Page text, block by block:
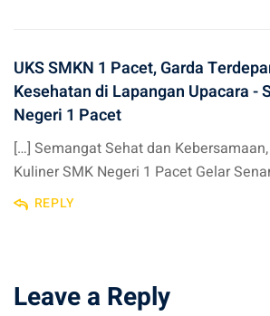
UKS SMKN 1 Pacet, Garda
Kesehatan di Lapangan Upacara -
Negeri 1 Pacet
[…] Semangat Sehat dan
Kuliner SMK Negeri 1 Pacet Gelar
REPLY
Leave a Reply